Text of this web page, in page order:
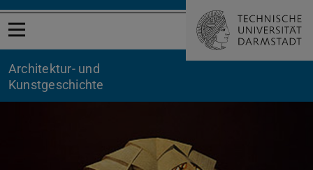
Menü öffnen
Architektur- und
Kunstgeschichte